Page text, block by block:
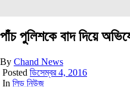
পাঁচ পুলিশকে বাদ দিয়ে
By Chand News
Posted ডিসেম্বর 4, 2016
In লিড নিউজ